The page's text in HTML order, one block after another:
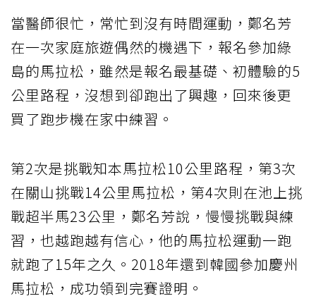
當醫師很忙，常忙到沒有時間運動，鄭名芳
在一次家庭旅遊偶然的機遇下，報名參加綠
島的馬拉松，雖然是報名最基礎、初體驗的5
公里路程，沒想到卻跑出了興趣，回來後更
買了跑步機在家中練習。
第2次是挑戰知本馬拉松10公里路程，第3次
在關山挑戰14公里馬拉松，第4次則在池上挑
戰超半馬23公里，鄭名芳說，慢慢挑戰與練
習，也越跑越有信心，他的馬拉松運動一跑
就跑了15年之久。2018年還到韓國參加慶州
馬拉松，成功領到完賽證明。